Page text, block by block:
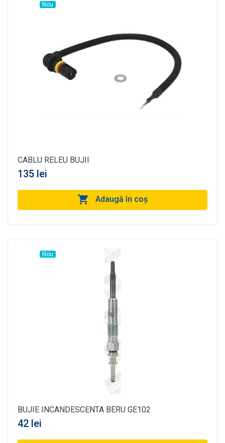
Nou
CABLU RELEU BUJII
135 lei
Adaugă în coş
Nou
BUJIE INCANDESCENTA BERU GE102
42 lei